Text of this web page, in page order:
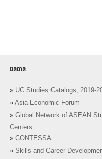
ធនធាន
» UC Studies Catalogs, 2019-
» Asia Economic Forum
» Global Network of ASEAN
Centers
» CONTESSA
» Skills and Career